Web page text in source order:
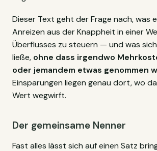
Dieser Text geht der Frage nach, was
Anreizen aus der Knappheit in einer
Überflusses zu steuern — und was
ließe, ohne dass irgendwo
oder jemandem etwas genommen
Einsparungen liegen genau dort, wo
Wert wegwirft.
Der gemeinsame Nenner
Fast alles lässt sich auf einen Satz